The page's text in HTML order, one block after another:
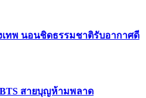
ทพ นอนชิดธรรมชาติรับอากาศดี
สายบุญห้ามพลาด